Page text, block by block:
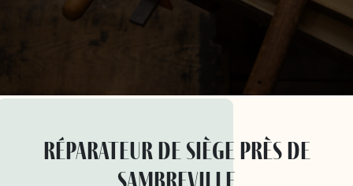
réparateur de siège près de